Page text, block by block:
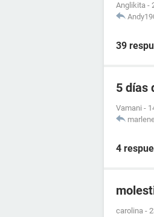
Anglikita -
39
5 días
Vamani -
4
carolina -